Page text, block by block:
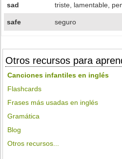
sad triste, lamentable,
safe seguro
Otros recursos para
Canciones infantiles en inglés
Flashcards
Frases más usadas en inglés
Gramática
Blog
Otros recursos...